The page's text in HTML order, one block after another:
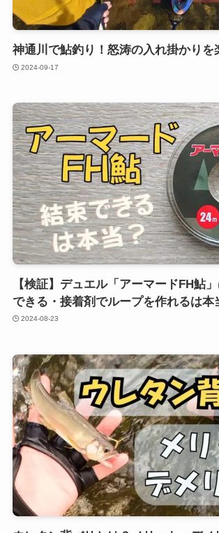
神通川で鮎釣り！怒涛の入れ掛かりを
2024-09-17
【検証】デュエル「アーマードFH鮎
できる・接着剤でループを作れるは本
2024-08-23